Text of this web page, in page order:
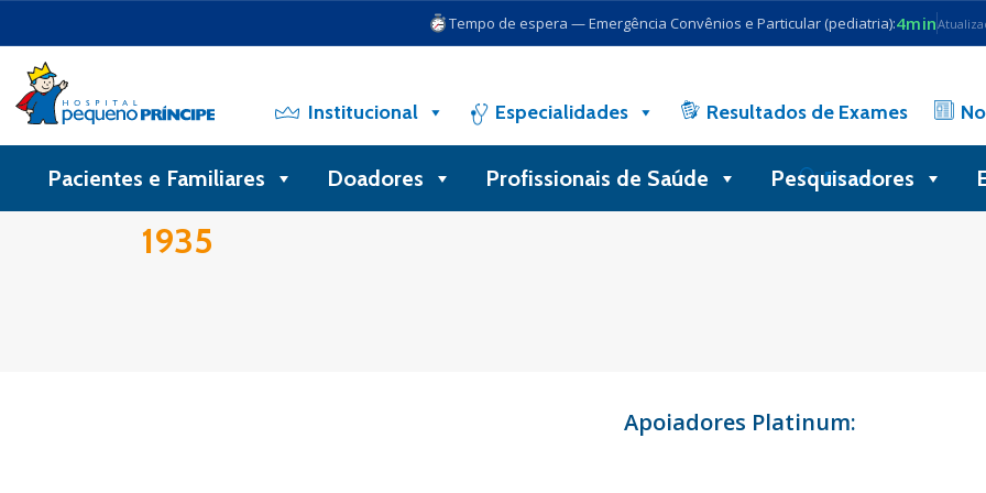
Tempo de espera — Emergência Convênios e Particular (pediatria):4min
Institucional Especialidades Resultados de Exames
Busca
Pacientes e Familiares Doadores Profissionais de Saúde Pesquisadores
1935
Apoiadores Platinum: